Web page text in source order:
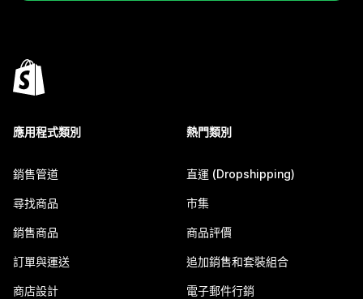
應用程式類別
銷售管道
尋找商品
銷售商品
訂單與運送
商店設計
熱門類別
直運 (Dropshipping)
市集
商品評價
追加銷售和套裝組合
電子郵件行銷